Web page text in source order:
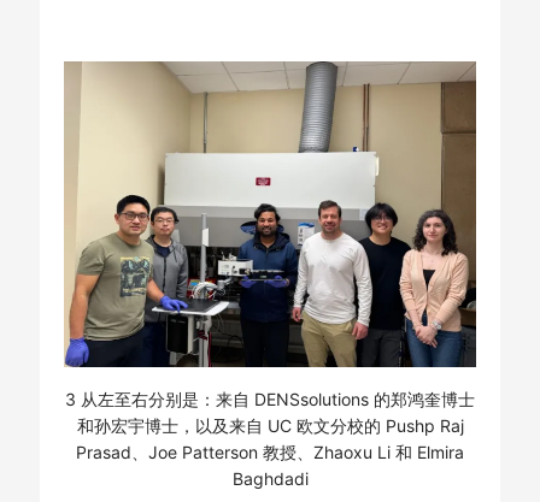
3 从左至右分别是：来自 DENSsolutions 的郑鸿奎博士
和孙宏宇博士，以及来自 UC 欧文分校的 Pushp Raj
Prasad、Joe Patterson 教授、Zhaoxu Li 和 Elmira
Baghdadi